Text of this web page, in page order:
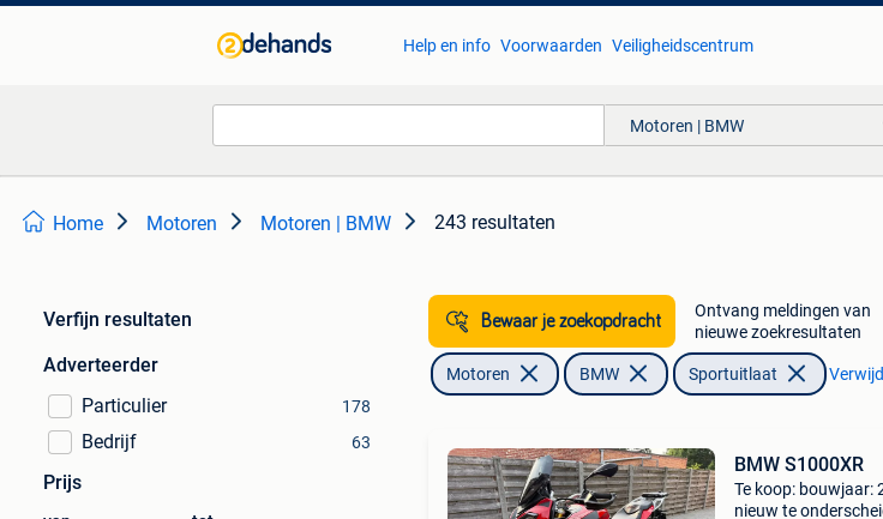
Help en info Voorwaarden Veiligheidscentrum
Motoren | BMW
Home Motoren Motoren | BMW 243 resultaten
Verfijn resultaten
Adverteerder
Particulier
178
Bedrijf 63
Prijs
Bewaar je zoekopdracht
Ontvang meldingen van
nieuwe zoekresultaten
Motoren BMW Sportuitlaat
BMW S1000XR
Te koop: bouwjaar:
nieuw te